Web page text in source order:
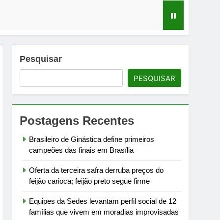
improvisadas no Jardim Taquari
Pesquisar
PESQUISAR
Postagens Recentes
Brasileiro de Ginástica define primeiros
campeões das finais em Brasília
Oferta da terceira safra derruba preços do
feijão carioca; feijão preto segue firme
Equipes da Sedes levantam perfil social de 12
famílias que vivem em moradias improvisadas